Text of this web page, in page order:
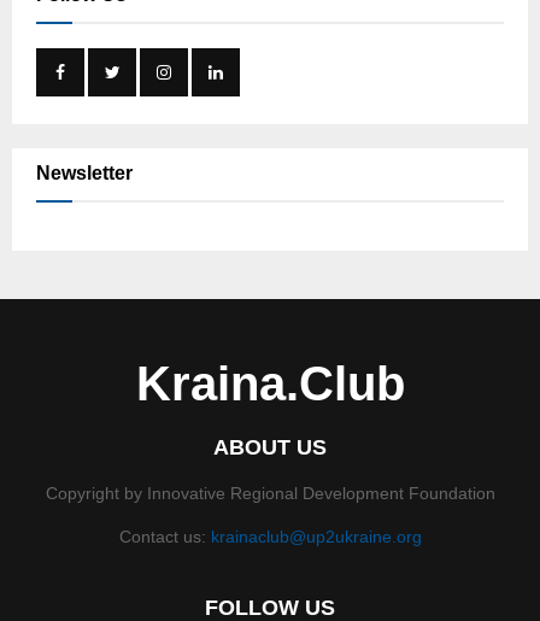
Newsletter
Kraina.Club
ABOUT US
Copyright by Innovative Regional Development Foundation
Contact us: krainaclub@up2ukraine.org
FOLLOW US